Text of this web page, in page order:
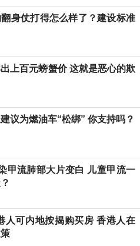
身仗打得怎么样了？建设标准
上百元螃蟹价 这就是恶心的欺
议为燃油车“松绑” 你支持吗？
甲流肺部大片变白 儿童甲流一
人可内地按揭购买房 香港人在